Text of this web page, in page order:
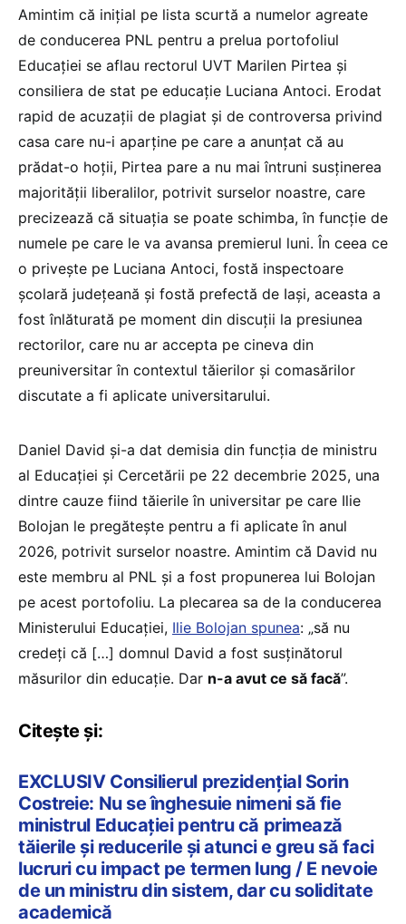
Amintim că inițial pe lista scurtă a numelor agreate
de conducerea PNL pentru a prelua portofoliul
Educației se aflau rectorul UVT Marilen Pirtea și
consiliera de stat pe educație Luciana Antoci. Erodat
rapid de acuzații de plagiat și de controversa privind
casa care nu-i aparține pe care a anunțat că au
prădat-o hoții, Pirtea pare a nu mai întruni susținerea
majorității liberalilor, potrivit surselor noastre, care
precizează că situația se poate schimba, în funcție de
numele pe care le va avansa premierul luni. În ceea ce
o privește pe Luciana Antoci, fostă inspectoare
școlară județeană și fostă prefectă de Iași, aceasta a
fost înlăturată pe moment din discuții la presiunea
rectorilor, care nu ar accepta pe cineva din
preuniversitar în contextul tăierilor și comasărilor
discutate a fi aplicate universitarului.
Daniel David și-a dat demisia din funcția de ministru
al Educației și Cercetării pe 22 decembrie 2025, una
dintre cauze fiind tăierile în universitar pe care Ilie
Bolojan le pregătește pentru a fi aplicate în anul
2026, potrivit surselor noastre. Amintim că David nu
este membru al PNL și a fost propunerea lui Bolojan
pe acest portofoliu. La plecarea sa de la conducerea
Ministerului Educației, Ilie Bolojan spunea: „să nu
credeți că […] domnul David a fost susținătorul
măsurilor din educație. Dar n-a avut ce să facă”.
Citește și:
EXCLUSIV Consilierul prezidențial Sorin
Costreie: Nu se înghesuie nimeni să fie
ministrul Educației pentru că primează
tăierile și reducerile și atunci e greu să faci
lucruri cu impact pe termen lung / E nevoie
de un ministru din sistem, dar cu soliditate
academică